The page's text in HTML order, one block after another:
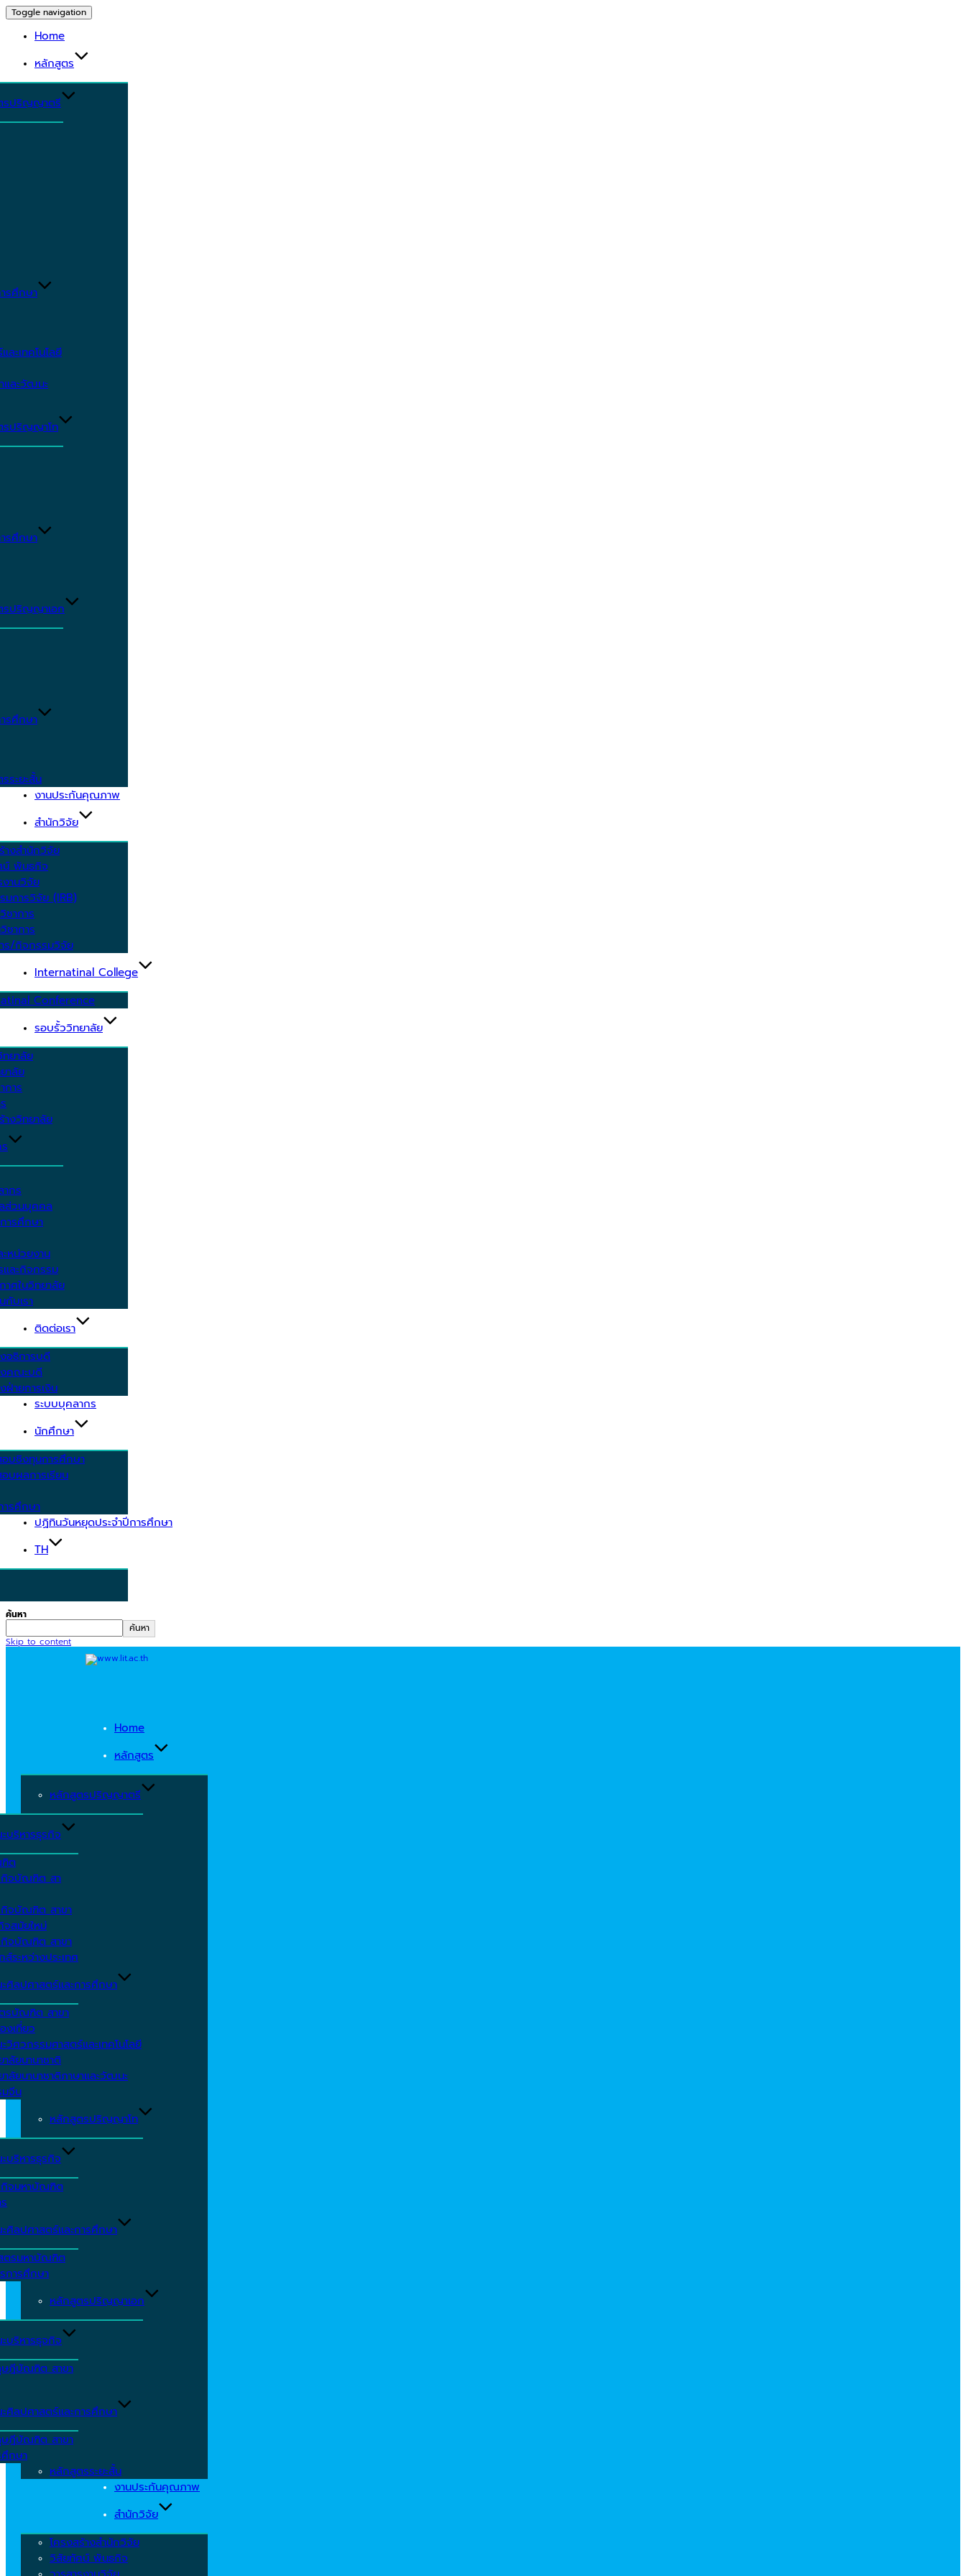
Toggle navigation
Home
หลักสูตร
รปริญญาตรี
รศึกษา
ะเทคโนโลยี
และวัฒนะ
รปริญญาโท
รศึกษา
รปริญญาเอก
รศึกษา
ระยะสั้น
งานประกันคุณภาพ
สำนักวิจัย
างสำนักวิจัย
น์ พันธกิจ
งานวิจัย
มการวิจัย (IRB)
ชาการ
ชาการ
ร/กิจกรรมวิจัย
Internatinal College
Conference
รอบรั้ววิทยาลัย
ทยาลัย
าลัย
การ
างวิทยาลัย
กร
ส่วนบุคคล
ารศึกษา
หน่วยงาน
และกิจกรรม
าศในวิทยาลัย
กับเรา
ติดต่อเรา
อธิการบดี
คณะบดี
ฝ่ายการเงิน
ระบบบุคลากร
นักศึกษา
บชิงทุนการศึกษา
บผลการเรียน
รศึกษา
ปฏิทินวันหยุดประจำปีการศึกษา
TH
ค้นหา
ค้นหา
Skip to content
Home
หลักสูตร
หลักสูตรปริญญาตรี
บริหารธุรกิจ
ต
กิจบัณฑิต สา
จบัณฑิต สาขา
จสมัยใหม่
จบัณฑิต สาขา
ระหว่างประเทศ
ศิลปศาสตร์และการศึกษา
รบัณฑิต สาขา
งเที่ยว
วิศวกรรมศาสตร์และเทคโนโลยี
ลัยนานาชาติ
ลัยนานาชาติภาษาและวัฒนะ
มจีน
หลักสูตรปริญญาโท
บริหารธุรกิจ
กิจมหาบัณฑิต
ศิลปศาสตร์และการศึกษา
ตรมหาบัณฑิต
การศึกษา
หลักสูตรปริญญาเอก
บริหารธุจกิจ
ฎีบัณฑิต สาขา
ศิลปศาสตร์และการศึกษา
ฎีบัณฑิต สาขา
ศึกษา
หลักสูตรระยะสั้น
งานประกันคุณภาพ
สำนักวิจัย
โครงสร้างสำนักวิจัย
วิสัยทัศน์ พันธกิจ